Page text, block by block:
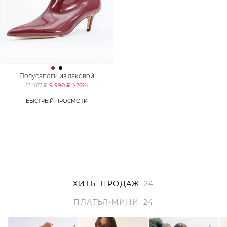
Полусапоги из лаковой
экокожи Lera Nena Unreal
13 487 ₽ 9 990 ₽ (-26%)
БЫСТРЫЙ ПРОСМОТР
ХИТЫ ПРОДАЖ 24
ПЛАТЬЯ-МИНИ
24